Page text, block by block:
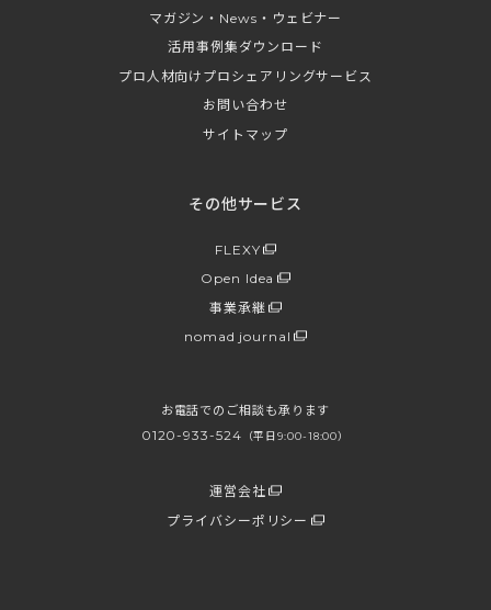
マガジン・News・ウェビナー
活用事例集ダウンロード
プロ人材向けプロシェアリングサービス
お問い合わせ
サイトマップ
その他サービス
FLEXY
Open Idea
事業承継
nomad journal
お電話でのご相談も承ります
0120-933-524 （平日9:00-18:00）
運営会社
プライバシーポリシー